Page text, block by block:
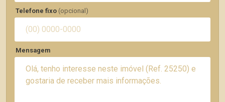
Telefone fixo (opcional)
Mensagem